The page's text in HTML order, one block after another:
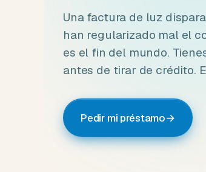
Una factura de luz
han regularizado mal el
es el fin del mundo.
antes de tirar de crédito.
Pedir mi préstamo→